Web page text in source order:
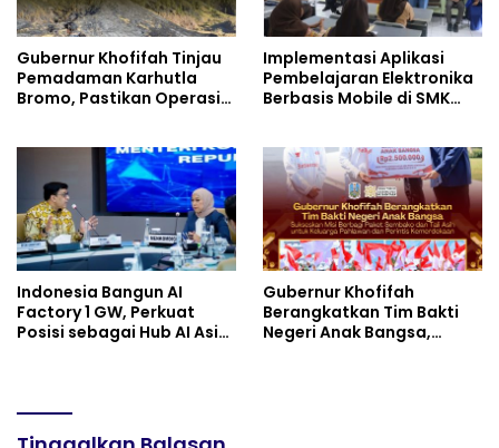
Gubernur Khofifah Tinjau
Pemadaman Karhutla
Bromo, Pastikan Operasi
Implementasi Aplikasi
Pembelajaran Elektronika
Berbasis Mobile di SMK
dan Inovasi Pembelajaran
Indonesia Bangun AI
Factory 1 GW, Perkuat
Posisi sebagai Hub AI Asia
Gubernur Khofifah
Berangkatkan Tim Bakti
Negeri Anak Bangsa,